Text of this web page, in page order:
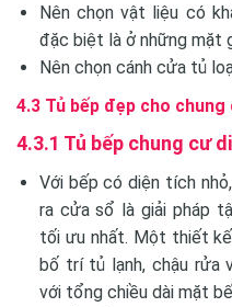
Nên chọn vật liệu có
đặc biệt là ở những mặt
Nên chọn cánh cửa tủ
4.3 Tủ bếp đẹp cho chung
4.3.1 Tủ bếp chung cư
Với bếp có diện tích
ra cửa sổ là giải pháp
tối ưu nhất. Một thiết
bố trí tủ lạnh, chậu rửa
với tổng chiều dài mặt